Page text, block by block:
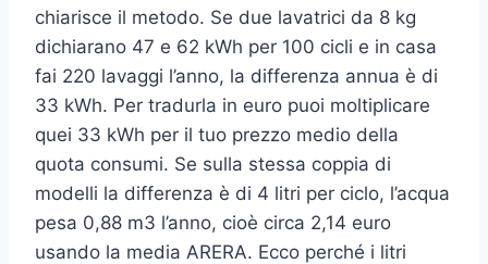
chiarisce il metodo. Se due lavatrici da 8 kg
dichiarano 47 e 62 kWh per 100 cicli e in casa
fai 220 lavaggi l’anno, la differenza annua è di
33 kWh. Per tradurla in euro puoi moltiplicare
quei 33 kWh per il tuo prezzo medio della
quota consumi. Se sulla stessa coppia di
modelli la differenza è di 4 litri per ciclo, l’acqua
pesa 0,88 m3 l’anno, cioè circa 2,14 euro
usando la media ARERA. Ecco perché i litri